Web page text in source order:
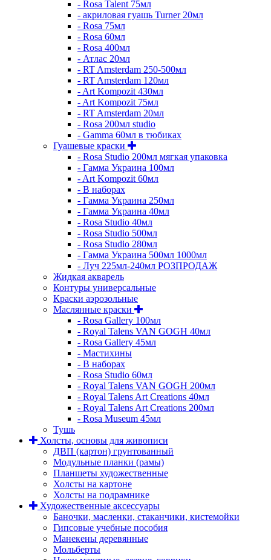
- Rosa Talent 75мл
- акриловая гуашь Turner 20мл
- Rosa 75мл
- Rosa 60мл
- Rosa 400мл
- Атлас 20мл
- RT Amsterdam 250-500мл
- RT Amsterdam 120мл
- Art Kompozit 430мл
- Art Kompozit 75мл
- RT Amsterdam 20мл
- Rosa 200мл studio
- Gamma 60мл в тюбиках
Гуашевые краски
- Rosa Studio 200мл мягкая упаковка
- Гамма Украина 100мл
- Art Kompozit 60мл
- В наборах
- Гамма Украина 250мл
- Гамма Украина 40мл
- Rosa Studio 40мл
- Rosa Studio 500мл
- Rosa Studio 280мл
- Гамма Украина 500мл 1000мл
- Луч 225мл-240мл РОЗПРОДАЖ
Жидкая акварель
Контуры универсальные
Краски аэрозольные
Маслянные краски
- Rosa Gallery 100мл
- Royal Talens VAN GOGH 40мл
- Rosa Gallery 45мл
- Мастихины
- В наборах
- Rosa Studio 60мл
- Royal Talens VAN GOGH 200мл
- Royal Talens Art Creations 40мл
- Royal Talens Art Creations 200мл
- Rosa Museum 45мл
Тушь
Холсты, основы для живописи
ДВП (картон) грунтованный
Модульные планки (рамы)
Планшеты художественные
Холсты на картоне
Холсты на подрамнике
Художественные аксессуары
Баночки, масленки, стаканчики, кистемойки
Гипсовые учебные пособия
Манекены деревянные
Мольберты